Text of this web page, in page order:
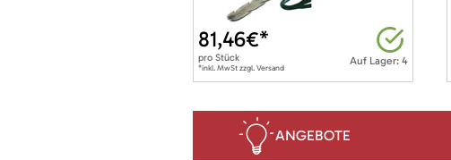
Auf Lager: 4
81,46€*
pro Stück
*inkl. MwSt zzgl. Versand
ANGEBOTE